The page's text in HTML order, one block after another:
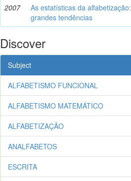
2007
As estatísticas da alfabetização:
grandes tendências
Discover
Subject
ALFABETISMO FUNCIONAL
ALFABETISMO MATEMÁTICO
ALFABETIZAÇÃO
ANALFABETOS
ESCRITA